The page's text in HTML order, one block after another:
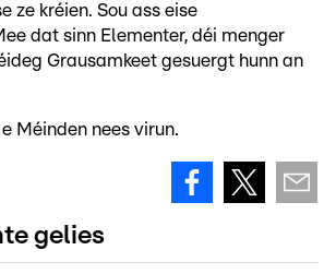
ze kréien. Sou ass eise
dat sinn Elementer, déi menger
Grausamkeet gesuergt hunn an
Méinden nees virun.
gelies